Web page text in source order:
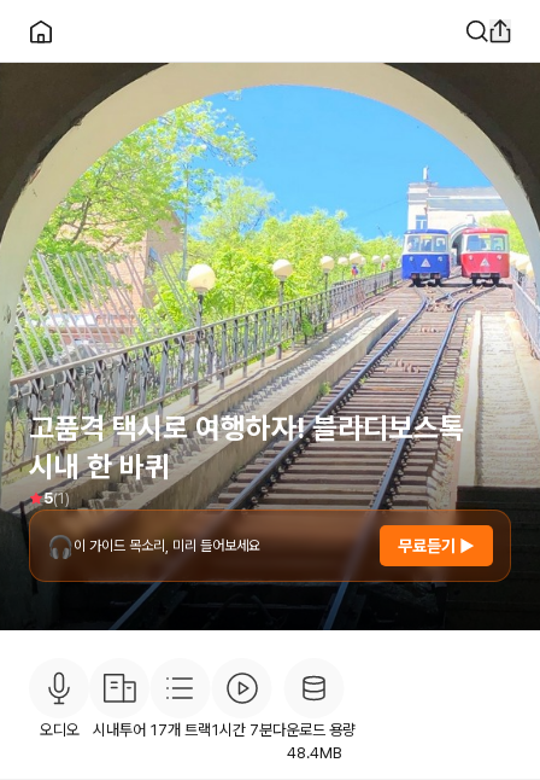
고품격 택시로 여행하자! 블라디보스톡
시내 한 바퀴
5(1)
🎧이 가이드 목소리, 미리 들어보세요 무료듣기 ▶
오디오 시내투어 17개 트랙1시간 7분다운로드 용량
48.4MB